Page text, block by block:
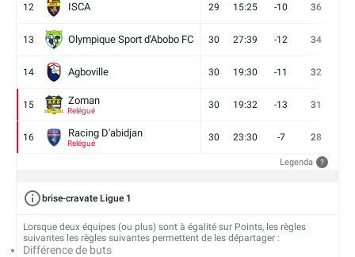
12 ISCA 29 15:25 -10 36
13 Olympique Sport d'Abobo FC 30 27:39 -12 34
14 Agboville 30 19:30 -11 32
15 Zoman
Relégué
30 19:32 -13 31
16 Racing D'abidjan
Relégué
30 23:30 -7 28
Legenda ?
brise-cravate Ligue 1
Lorsque deux équipes (ou plus) sont à égalité sur Points, les règles
suivantes les règles suivantes permettent de les départager :
Différence de buts